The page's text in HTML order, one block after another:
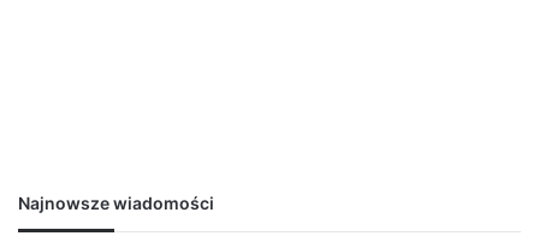
Najnowsze wiadomości